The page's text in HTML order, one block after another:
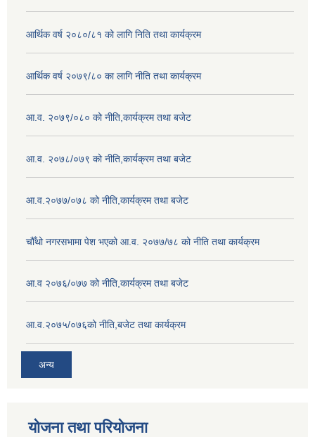
आर्थिक वर्ष २०८०/८१ को लागि निति तथा कार्यक्रम
आर्थिक वर्ष २०७९/८० का लागि नीति तथा कार्यक्रम
आ.व. २०७९/०८० को नीति,कार्यक्रम तथा बजेट
आ.व. २०७८/०७९ को नीति,कार्यक्रम तथा बजेट
आ.व.२०७७/०७८ को नीति,कार्यक्रम तथा बजेट
चौँथो नगरसभामा पेश भएको आ.व. २०७७/७८ को नीति तथा कार्यक्रम
आ.व २०७६/०७७ को नीति,कार्यक्रम तथा बजेट
आ.व.२०७५/०७६को नीति,बजेट तथा कार्यक्रम
अन्य
योजना तथा परियोजना